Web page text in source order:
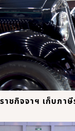
าชกิจจาฯ เก็บภา